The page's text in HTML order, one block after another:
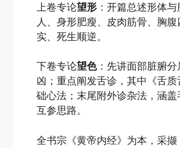
上卷专论望形 ：开篇总述形体
人、身形肥瘦、皮肉筋骨、胸
实、死生顺逆。
下卷专论望色：先讲面部脏腑
凶；重点阐发舌诊，其中《舌
础心法；末尾附外诊杂法，涵
互参思路。
全书宗《黄帝内经》为本，采